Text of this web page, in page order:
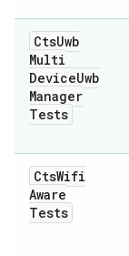
CtsUwb
Multi
DeviceUwb
Manager
Tests
CtsWifi
Aware
Tests